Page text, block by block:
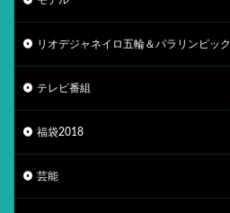
リオデジャネイロ五輪＆パラリンピック
テレビ番組
福袋2018
芸能